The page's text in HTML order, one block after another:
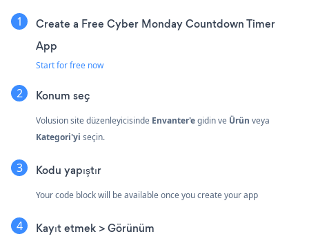
Create a Free Cyber Monday Countdown Timer
App
Start for free now
Konum seç
Volusion site düzenleyicisinde Envanter'egidin ve Ürün veya
Kategori'yi seçin.
Kodu yapıştır
Your code block will be available once you create your app
Kayıt etmek > Görünüm